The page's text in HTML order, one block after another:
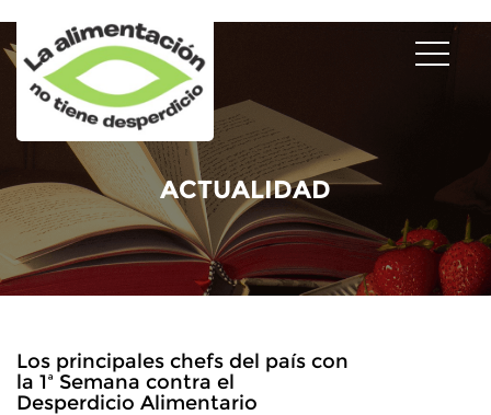
ACTUALIDAD
Los principales chefs del país con
la 1ª Semana contra el
Desperdicio Alimentario